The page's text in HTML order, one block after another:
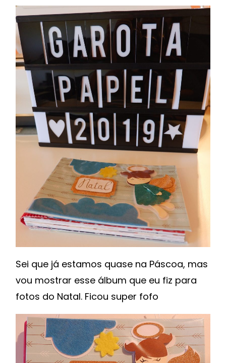
Sei que já estamos quase na Páscoa, mas
vou mostrar esse álbum que eu fiz para
fotos do Natal. Ficou super fofo